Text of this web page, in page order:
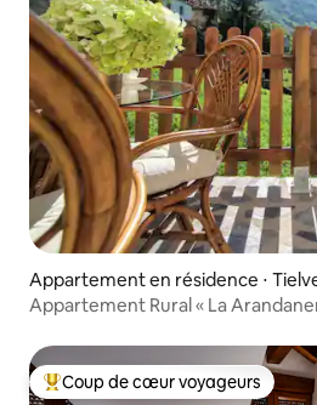
Appartement en résidence ⋅
Appartement Rural « La
Coups de cœur voyageurs les plus
Coup de cœur voyageurs